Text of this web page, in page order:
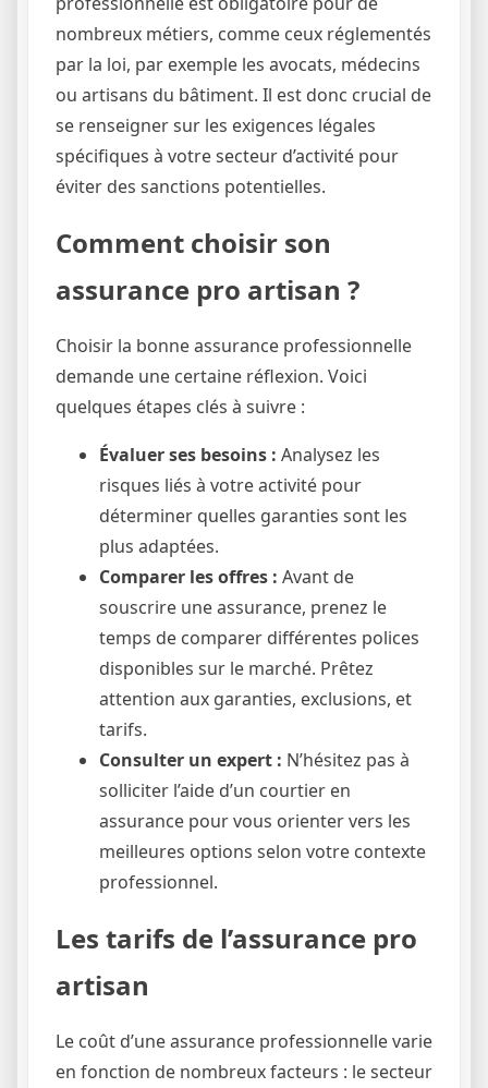
nombreux métiers, comme ceux réglementés
par la loi, par exemple les avocats, médecins
ou artisans du bâtiment. Il est donc crucial de
se renseigner sur les exigences légales
spécifiques à votre secteur d’activité pour
éviter des sanctions potentielles.
Comment choisir son
assurance pro artisan ?
Choisir la bonne assurance professionnelle
demande une certaine réflexion. Voici
quelques étapes clés à suivre :
Évaluer ses besoins : Analysez les
risques liés à votre activité pour
déterminer quelles garanties sont les
plus adaptées.
Comparer les offres : Avant de
souscrire une assurance, prenez le
temps de comparer différentes polices
disponibles sur le marché. Prêtez
attention aux garanties, exclusions, et
tarifs.
Consulter un expert : N’hésitez pas à
solliciter l’aide d’un courtier en
assurance pour vous orienter vers les
meilleures options selon votre contexte
professionnel.
Les tarifs de l’assurance pro
artisan
Le coût d’une assurance professionnelle varie
en fonction de nombreux facteurs : le secteur